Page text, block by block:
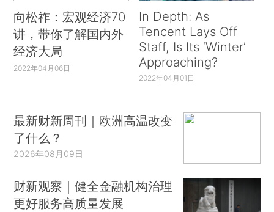
向松祚：宏观经济70
讲，带你了解国内外
经济大局
2022年04月06日
In Depth: As
Tencent Lays Off
Staff, Is Its ‘Winter’
Approaching?
2022年04月01日
最新财新周刊｜欧洲高温改变
了什么？
2026年08月09日
财新观察｜健全金融机构治理
更好服务高质量发展